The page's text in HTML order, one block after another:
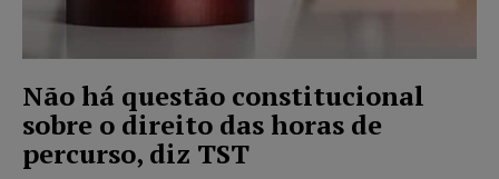
Não há questão constitucional
sobre o direito das horas de
percurso, diz TST